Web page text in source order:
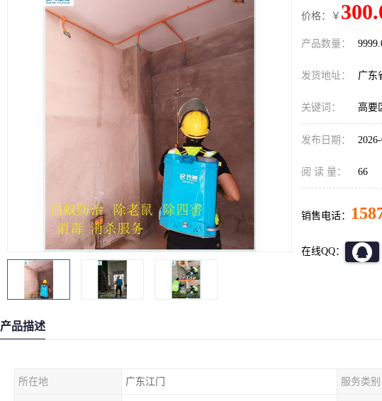
价格：￥
产品数量：
发货地址： 广东
关键词： 高要
发布日期：
阅 读 量： 66
销售电话：
在线QQ：
产品描述
所在地 广东江门 服务类别